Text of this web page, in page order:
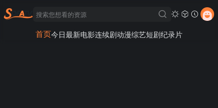
首页今日最新电影连续剧动漫综艺短剧纪录片